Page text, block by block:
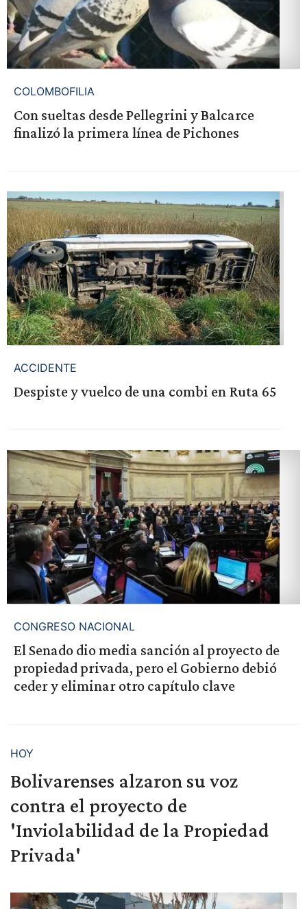
COLOMBOFILIA
Con sueltas desde Pellegrini y Balcarce
finalizó la primera línea de Pichones
ACCIDENTE
Despiste y vuelco de una combi en Ruta 65
CONGRESO NACIONAL
El Senado dio media sanción al proyecto de
propiedad privada, pero el Gobierno debió
ceder y eliminar otro capítulo clave
HOY
Bolivarenses alzaron su voz
contra el proyecto de
'Inviolabilidad de la Propiedad
Privada'